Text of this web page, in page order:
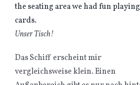
Unser Tisch!
Das Schiff erscheint mir
vergleichsweise klein. Einen